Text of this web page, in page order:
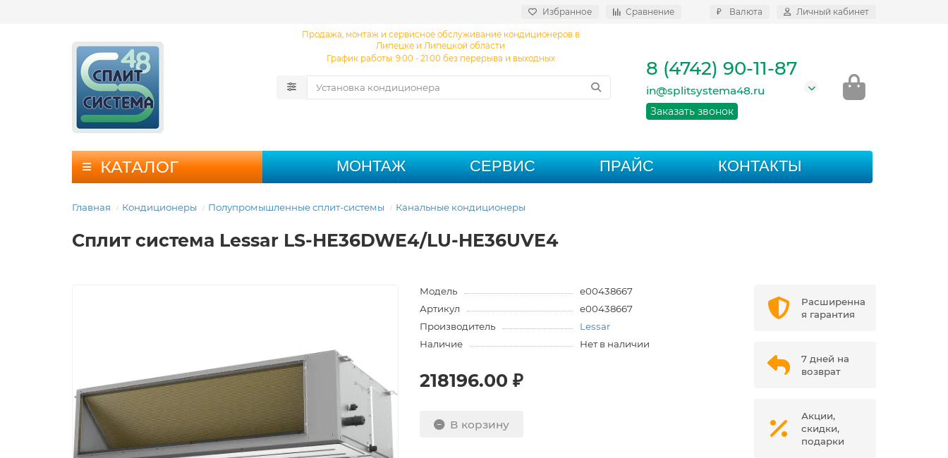
Избранное Сравнение ₽ Валюта Личный кабинет
Продажа, монтаж и сервисное обслуживание кондиционеров в
Липецке и Липецкой области
График работы: 9:00 - 21:00 без перерыва и выходных
8 (4742) 90-11-87
in@splitsystema48.ru
Заказать звонок
КАТАЛОГ МОНТАЖ СЕРВИС ПРАЙС КОНТАКТЫ
Главная Кондиционеры Полупромышленные сплит-системы Канальные кондиционеры
Сплит система Lessar LS-HE36DWE4/LU-HE36UVE4
Модель
e00438667
Артикул
e00438667
Производитель
Lessar
Наличие
Нет в наличии
218196.00 ₽
В корзину
Расширенна
я гарантия
7 дней на
возврат
Акции,
скидки,
подарки